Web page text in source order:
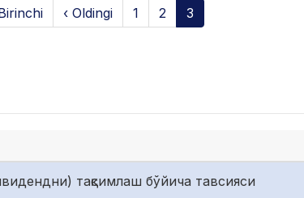
‹ Oldingi 1 2 3
тақсимлаш бўйича тавсияси